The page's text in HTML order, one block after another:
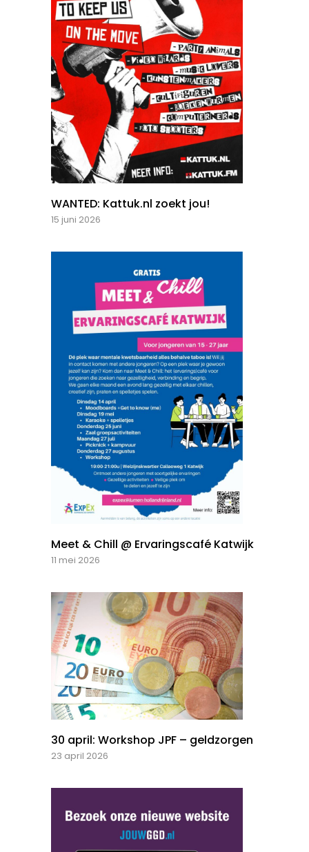
WANTED: Kattuk.nl zoekt jou!
15 juni 2026
Meet & Chill @ Ervaringscafé Katwijk
11 mei 2026
30 april: Workshop JPF – geldzorgen
23 april 2026